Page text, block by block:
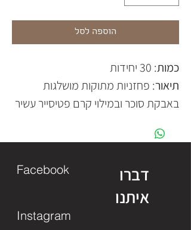
הוספה לסל
כמות: 30 יחידות
תיאור: פחזניות מתוקות מושלגות
באבקת סוכר ובמילוי קרם פטיסייר עשיר
דברו
איתנו
Instagram
Facebook